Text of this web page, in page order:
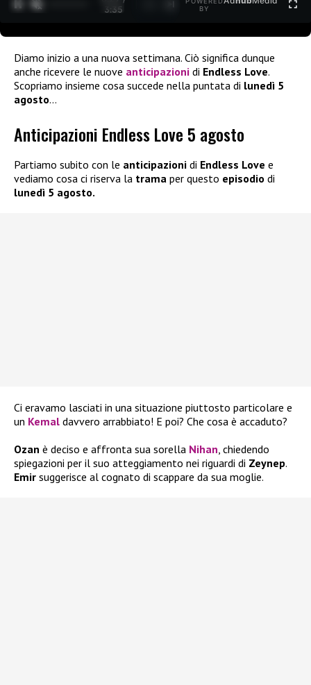
3:35
BY
Diamo inizio a una nuova settimana. Ciò significa dunque
anche ricevere le nuove anticipazioni di Endless Love.
Scopriamo insieme cosa succede nella puntata di lunedì 5
agosto…
Anticipazioni Endless Love 5 agosto
Partiamo subito con le anticipazioni di Endless Love e
vediamo cosa ci riserva la trama per questo episodio di
lunedì 5 agosto.
Ci eravamo lasciati in una situazione piuttosto particolare e
un Kemal davvero arrabbiato! E poi? Che cosa è accaduto?
Ozan è deciso e affronta sua sorella Nihan, chiedendo
spiegazioni per il suo atteggiamento nei riguardi di Zeynep.
Emir suggerisce al cognato di scappare da sua moglie.